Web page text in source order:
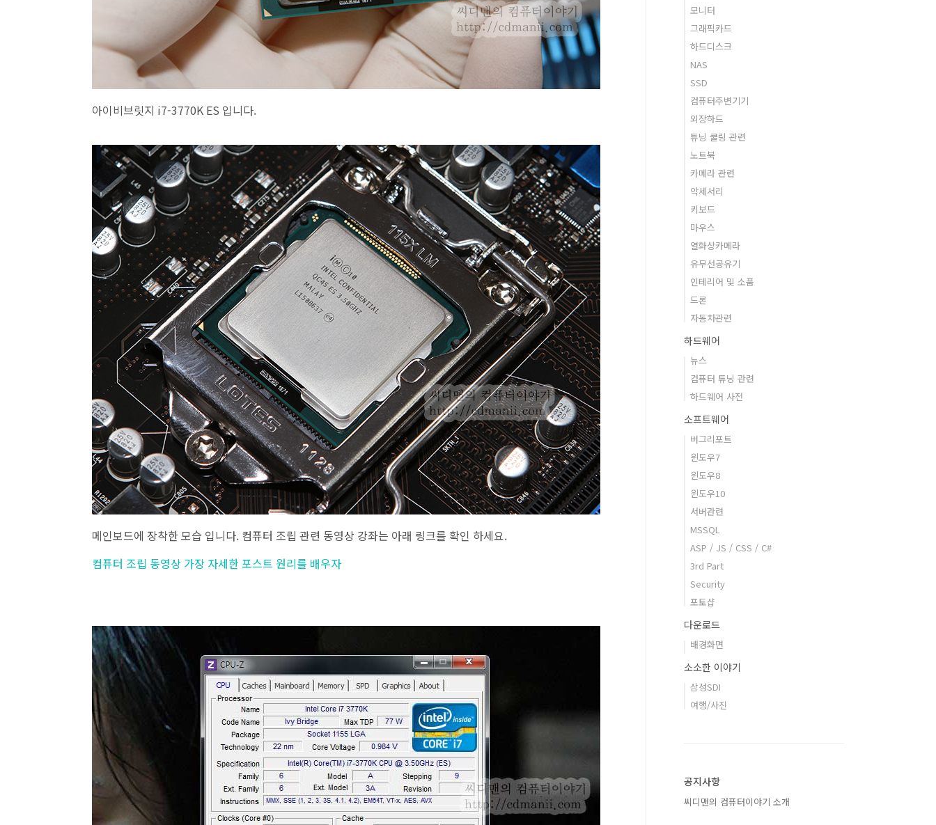
아이비브릿지 i7-3770K ES 입니다.
메인보드에 장착한 모습 입니다. 컴퓨터 조립 관련 동영상 강좌는 아래 링크를 확인 하세요.
컴퓨터 조립 동영상 가장 자세한 포스트 원리를 배우자
모니터
그래픽카드
하드디스크
NAS
SSD
컴퓨터주변기기
외장하드
튜닝 쿨링 관련
노트북
카메라 관련
악세서리
키보드
마우스
열화상카메라
유무선공유기
인테리어 및 소품
드론
자동차관련
하드웨어
뉴스
컴퓨터 튜닝 관련
하드웨어 사전
소프트웨어
버그리포트
윈도우7
윈도우8
윈도우10
서버관련
MSSQL
ASP / JS / CSS / C#
3rd Part
Security
포토샵
다운로드
배경화면
소소한 이야기
삼성SDI
여행/사진
공지사항
씨디맨의 컴퓨터이야기 소개